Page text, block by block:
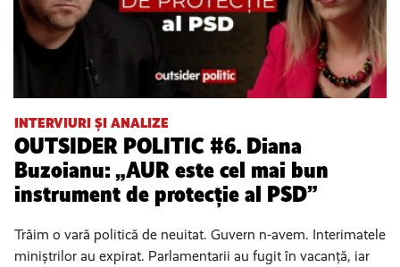
INTERVIURI ȘI ANALIZE
OUTSIDER POLITIC #6. Diana
Buzoianu: „AUR este cel mai bun
instrument de protecție al PSD”
Trăim o vară politică de neuitat. Guvern n-avem. Interimatele
miniștrilor au expirat. Parlamentarii au fugit în vacanță, iar